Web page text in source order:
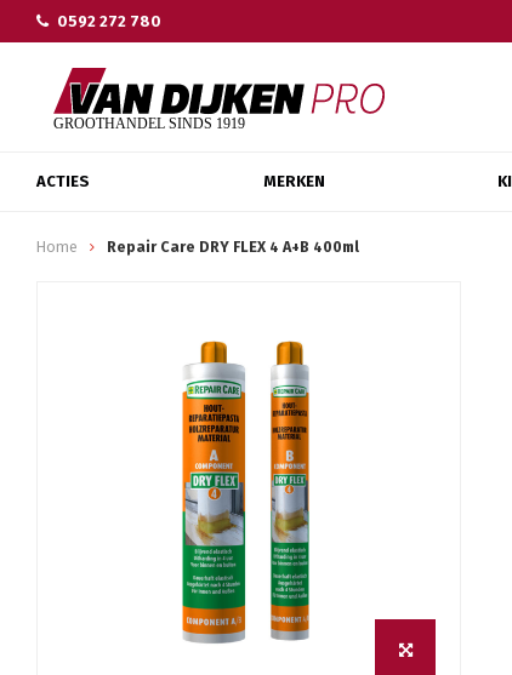
0592 272 780
ACTIES MERKEN
Home Repair Care DRY FLEX 4 A+B 400ml